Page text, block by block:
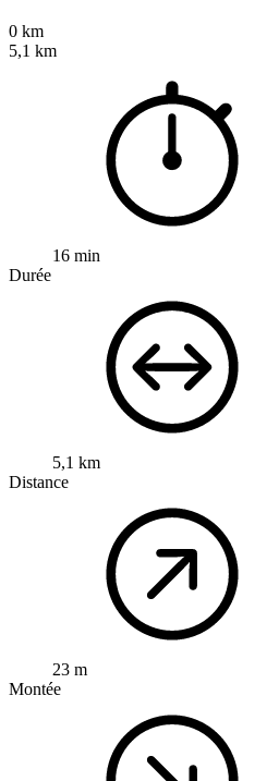
0 km
5,1 km
16 min
Durée
5,1 km
Distance
23 m
Montée